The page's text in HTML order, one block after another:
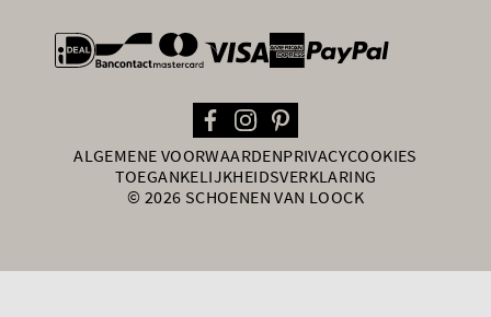
general.paymentOptions
ALGEMENE VOORWAARDENPRIVACYCOOKIES
TOEGANKELIJKHEIDSVERKLARING
© 2026 SCHOENEN VAN LOOCK